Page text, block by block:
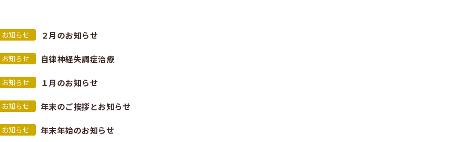
お知らせ
２月のお知らせ
お知らせ
自律神経失調症治療
お知らせ
１月のお知らせ
お知らせ
年末のご挨拶とお知らせ
お知らせ
年末年始のお知らせ